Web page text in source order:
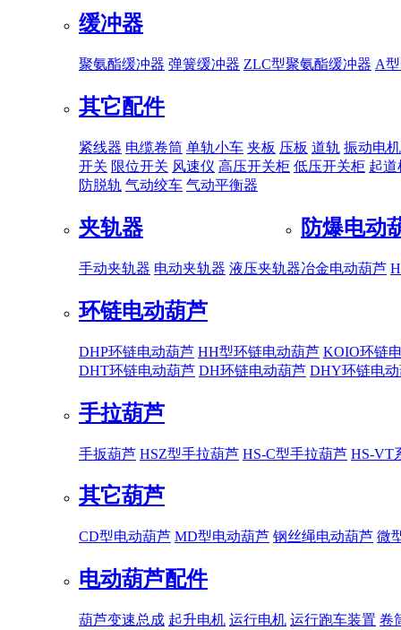
缓冲器
聚氨酯缓冲器 弹簧缓冲器 ZLC型聚氨酯缓冲器 A
其它配件
紧线器 电缆卷筒 单轨小车 夹板 压板 道轨 振动电机
开关 限位开关 风速仪 高压开关柜 低压开关柜 起道
防脱轨 气动绞车 气动平衡器
夹轨器
手动夹轨器 电动夹轨器 液压夹轨器
防爆电动
冶金电动葫芦
环链电动葫芦
DHP环链电动葫芦 HH型环链电动葫芦 KOIO环链
DHT环链电动葫芦 DH环链电动葫芦 DHY环链电
手拉葫芦
手扳葫芦 HSZ型手拉葫芦 HS-C型手拉葫芦 HS-VT
其它葫芦
CD型电动葫芦 MD型电动葫芦 钢丝绳电动葫芦 微
电动葫芦配件
葫芦变速总成 起升电机 运行电机 运行跑车装置 卷